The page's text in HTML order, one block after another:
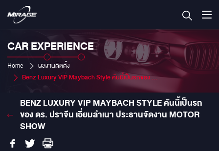
CAR EXPERIENCE
Home
ผลงานติดตั้ง
Benz Luxury VIP Maybach Style คันนี้เป็นรถของ ดร. ปราจีน เอี่ยมลำเนา ประธานจัดงาน Motor Show
BENZ LUXURY VIP MAYBACH STYLE คันนี้เป็นรถ
ของ ดร. ปราจีน เอี่ยมลำเนา ประธานจัดงาน MOTOR
SHOW